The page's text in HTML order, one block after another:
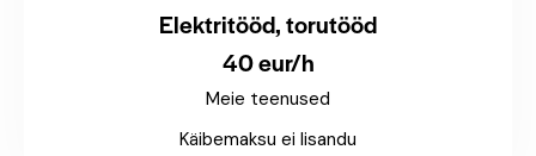
Elektritööd, torutööd
40 eur/h
Meie teenused
Käibemaksu ei lisandu